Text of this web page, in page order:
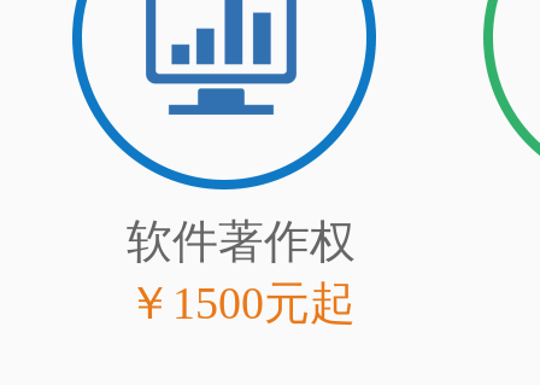
软件著作权
￥1500元起